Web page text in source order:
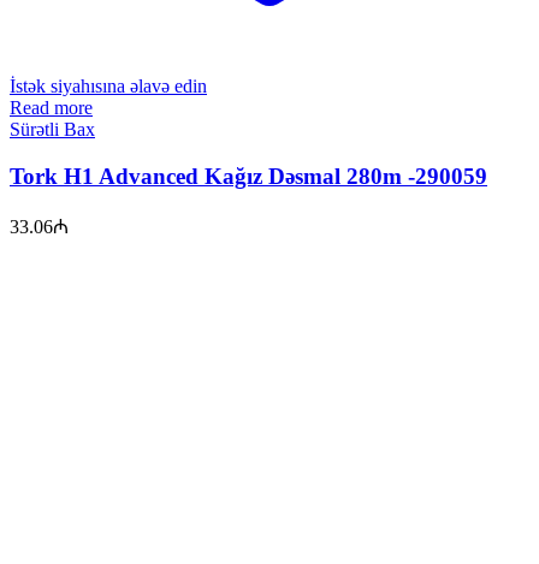
İstək siyahısına əlavə edin
Read more
Sürətli Bax
Tork H1 Advanced Kağız Dəsmal 280m -290059
33.06₼